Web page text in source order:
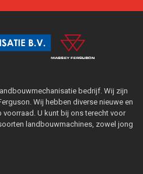
bedrijf. Wij zijn
Wij hebben diverse nieuwe en
U kunt bij ons terecht voor
landbouwmachines, zowel jong